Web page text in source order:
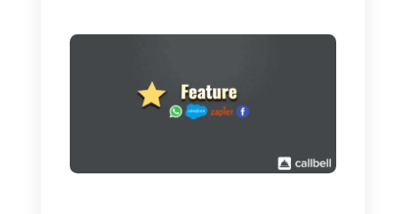
pour WhatsApp et pour tous les
leads qui entrent par ce biais;
cependant, bien que Sirena ait le
CRM intégré, vous aurez toujours